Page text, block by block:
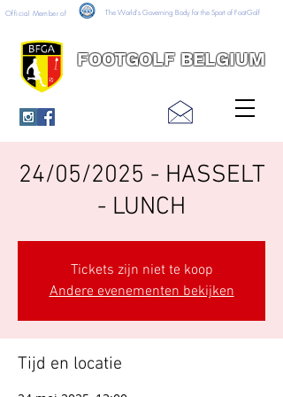
FOOTGOLF BELGIUM
Official Member of The World's Governing Body for the Sport of FootGolf
24/05/2025 - HASSELT
- LUNCH
Tickets zijn niet te koop
Andere evenementen bekijken
Tijd en locatie